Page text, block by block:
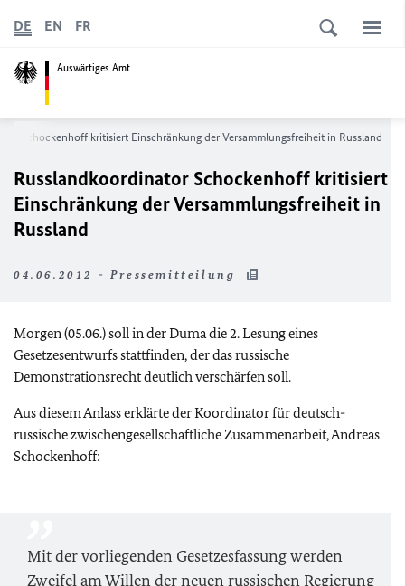
Auswärtiges Amt
DE EN FR
Schockenhoff kritisiert Einschränkung der Versammlungsfreiheit in Russland
Russlandkoordinator Schockenhoff kritisiert
Einschränkung der Versammlungsfreiheit in
Russland
04.06.2012 - Pressemitteilung
Morgen (05.06.) soll in der Duma die 2. Lesung eines
Gesetzesentwurfs stattfinden, der das russische
Demonstrationsrecht deutlich verschärfen soll.
Aus diesem Anlass erklärte der Koordinator für deutsch-
russische zwischengesellschaftliche Zusammenarbeit, Andreas
Schockenhoff:
Mit der vorliegenden Gesetzesfassung werden
Zweifel am Willen der neuen russischen Regierung